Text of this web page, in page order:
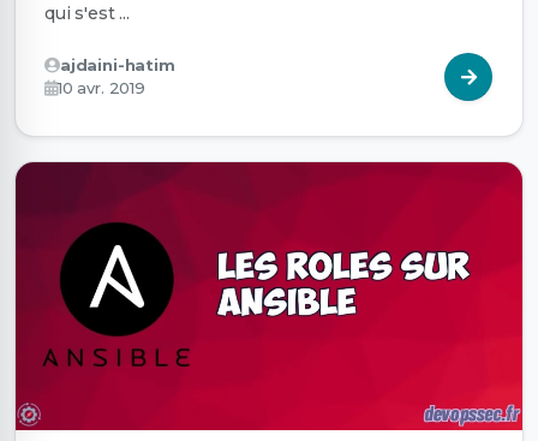
qui s'est ...
ajdaini-hatim
10 avr. 2019